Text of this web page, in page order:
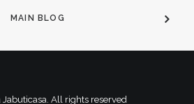
MAIN BLOG
All rights reserved